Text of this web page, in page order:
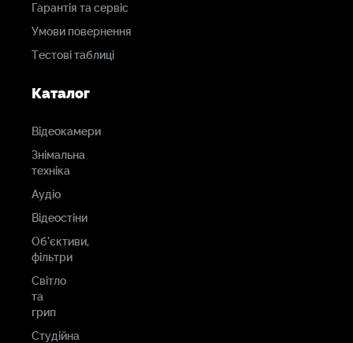
Гарантія та сервіс
Умови повернення
Тестові таблиці
Каталог
Відеокамери
Знімальна
техніка
Аудіо
Відеостіни
Об'єктиви,
фільтри
Світло
та
грип
Студійна